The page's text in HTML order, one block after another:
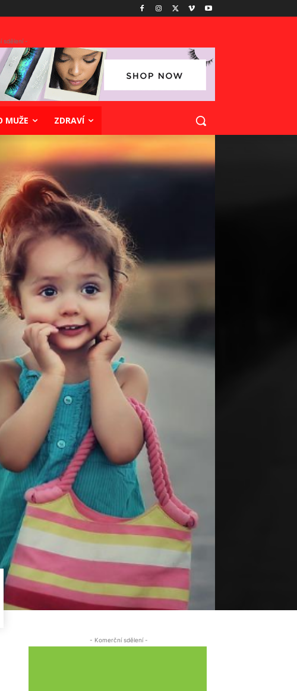
sdělení -
MUŽE ZDRAVÍ
- Komerční sdělení -